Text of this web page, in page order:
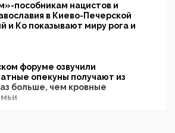
пособникам нацистов и
в Киево-Печерской
и Ко показывают миру рога и
форуме озвучили
опекуны получают из
больше, чем кровные